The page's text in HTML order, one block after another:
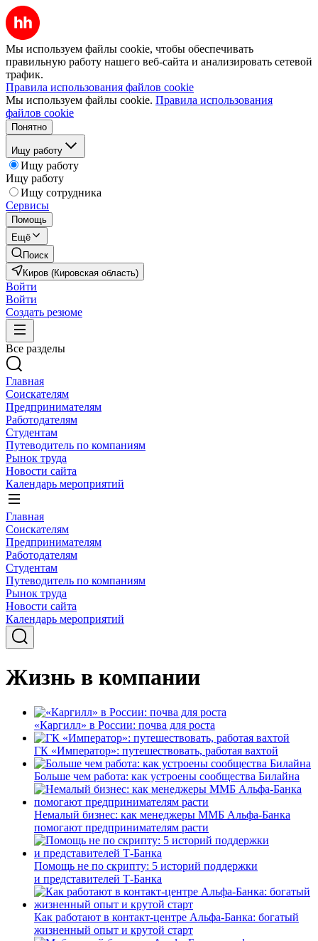
Мы используем файлы cookie, чтобы обеспечивать
правильную работу нашего веб-сайта и анализировать сетевой
трафик.
Правила использования файлов cookie
Мы используем файлы cookie. Правила использования
файлов cookie
Понятно
Ищу работу
Ищу работу
Ищу работу
Ищу сотрудника
Сервисы
Помощь
Ещё
Поиск
Киров (Кировская область)
Войти
Войти
Создать резюме
Все разделы
Главная
Соискателям
Предпринимателям
Работодателям
Студентам
Путеводитель по компаниям
Рынок труда
Новости сайта
Календарь мероприятий
Главная
Соискателям
Предпринимателям
Работодателям
Студентам
Путеводитель по компаниям
Рынок труда
Новости сайта
Календарь мероприятий
Жизнь в компании
«Каргилл» в России: почва для роста
ГК «Император»: путешествовать, работая вахтой
Больше чем работа: как устроены сообщества Билайна
Немалый бизнес: как менеджеры ММБ Альфа-Банка
помогают предпринимателям расти
Помощь не по скрипту: 5 историй поддержки
и представителей Т-Банка
Как работают в контакт-центре Альфа-Банка: богатый
жизненный опыт и крутой старт